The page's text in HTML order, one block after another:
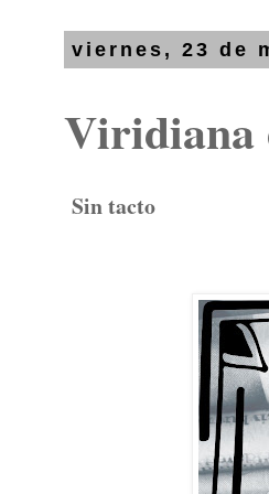
viernes, 23 de
Viridiana
Sin tacto